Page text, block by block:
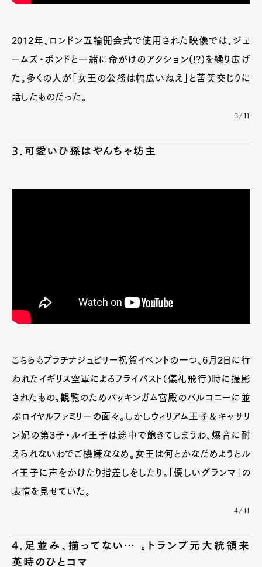
2012年、ロンドン五輪開会式で使用された映像では、ジェ
ームズ・ボンドと一緒に命がけのアクション(!?)を繰り広げ
た。多くの人が「女王の公務は幅広いねえ」と苦笑交じりに
話したものだった。
3/11
3.可愛いひ孫はやんちゃ坊主
こちらもプラチナジュビリー祝賀イベントの一つ、6月2日に行
われたイギリス空軍によるフライパスト（儀礼飛行）時に撮影
されたもの。観覧のためバッキンガム宮殿のバルコニーに並
ぶロイヤルファミリーの面々。しかしウィリアム王子＆キャサリ
ン妃の第3子・ルイ王子は途中で飽きてしまうわ、爆音に耐
えられないわでご機嫌ななめ。女王は何とかなだめようとル
イ王子に声をかけたり指差しをしたり。「優しいグランマ」の
表情を見せていた。
4/11
4.足並み、揃ってない… 。トランプ元大統領来
英時のひとコマ